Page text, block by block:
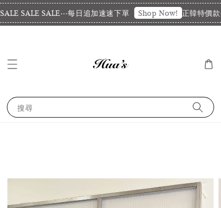
SALE SALE⋯每日追加速速下單 Shop Now! 正韓特價款
搜尋